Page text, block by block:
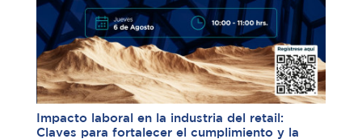
Impacto laboral en la industria del retail:
Claves para fortalecer el cumplimiento y la